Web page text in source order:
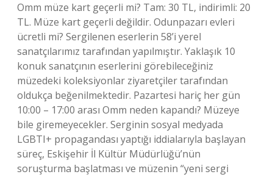
Omm müze kart geçerli mi? Tam: 30 TL, indirimli: 20
TL. Müze kart geçerli değildir. Odunpazarı evleri
ücretli mi? Sergilenen eserlerin 58’i yerel
sanatçılarımız tarafından yapılmıştır. Yaklaşık 10
konuk sanatçının eserlerini görebileceğiniz
müzedeki koleksiyonlar ziyaretçiler tarafından
oldukça beğenilmektedir. Pazartesi hariç her gün
10:00 – 17:00 arası Omm neden kapandı? Müzeye
bile giremeyecekler. Serginin sosyal medyada
LGBTI+ propagandası yaptığı iddialarıyla başlayan
süreç, Eskişehir İl Kültür Müdürlüğü’nün
soruşturma başlatması ve müzenin “yeni sergi